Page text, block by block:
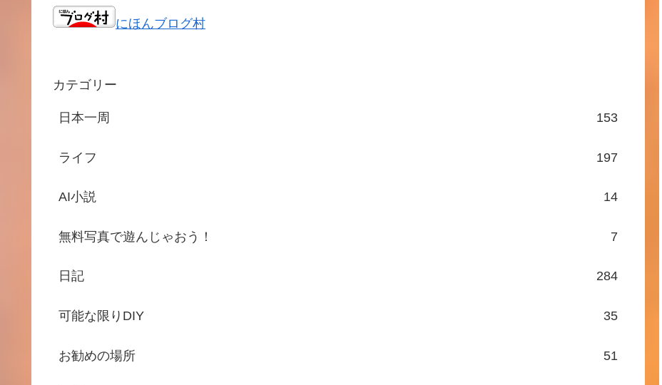
にほんブログ村
カテゴリー
日本一周 153
ライフ 197
AI小説 14
無料写真で遊んじゃおう！ 7
日記 284
可能な限りDIY 35
お勧めの場所 51